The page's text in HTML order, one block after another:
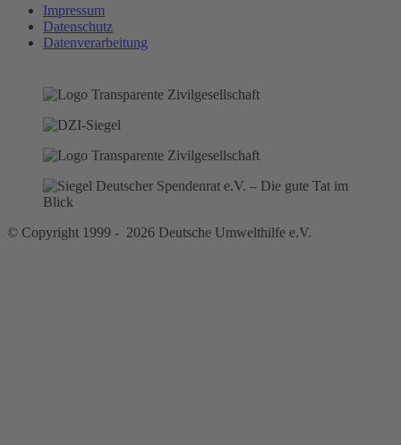
Impressum
Datenschutz
Datenverarbeitung
© Copyright 1999 - 2026 Deutsche Umwelthilfe e.V.